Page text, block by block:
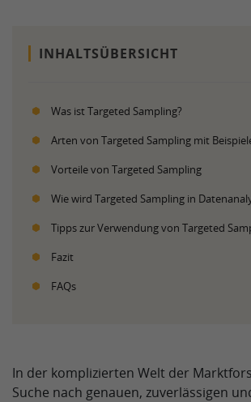
INHALTSÜBERSICHT
Was ist Targeted Sampling?
Arten von Targeted Sampling mit
Vorteile von Targeted Sampling
Wie wird Targeted Sampling in
Tipps zur Verwendung von Targeted
Fazit
FAQs
In der komplizierten Welt der
Suche nach genauen, zuverlässigen